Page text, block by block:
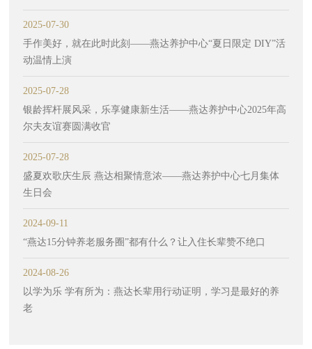
2025-07-30
手作美好，就在此时此刻——燕达养护中心“夏日限定 DIY”活
动温情上演
2025-07-28
银龄挥杆展风采，乐享健康新生活——燕达养护中心2025年高
尔夫友谊赛圆满收官
2025-07-28
盛夏欢歌庆生辰 燕达相聚情意浓——燕达养护中心七月集体
生日会
2024-09-11
“燕达15分钟养老服务圈”都有什么？让入住长辈赞不绝口
2024-08-26
以学为乐 学有所为：燕达长辈用行动证明，学习是最好的养
老